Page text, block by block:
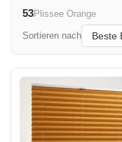
53Plissee Orange
Sortieren nach